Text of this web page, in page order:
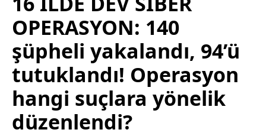
OPERASYON: 140
şüpheli yakalandı, 94’ü
tutuklandı! Operasyon
hangi suçlara yönelik
düzenlendi?